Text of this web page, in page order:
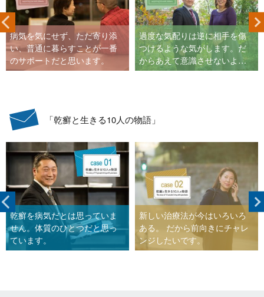
病気を気にせず、ただ寄り添
い、普通に暮らすことが一番
のサポートだと思います。
過度な気配りは逆に相手を傷
つけるような気がします。だ
からあえて意識させないよ
う、普段通りにしています。
「乾癬と生きる10人の物語」
乾癬を病気だとは思っていま
せん。体質のひとつだと思っ
ています。
新しい治療法が今はいろいろ
ある。 だから前向きにチャレ
ンジしたいです。